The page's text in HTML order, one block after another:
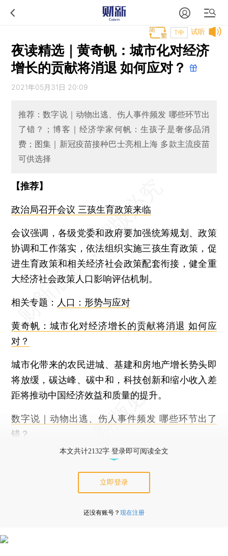
试听
T中
夜读精选｜黄奇帆：城市化对经济
增长的贡献将消退 如何应对？
2021年05月31日 20:09
推荐：数字说｜动物出逃、伤人事件频发 哪些环节出
了错？；博客｜经济学家何帆：生孩子是奢侈品消
费；图集｜新冠疫苗接种巴士亮相上海 多款主流疫苗
可供选择
【推荐】
政治局召开会议 三孩生育政策来临
会议强调，各级党委和政府要加强统筹规划、政策
协调和工作落实，依法组织实施三孩生育政策，促
进生育政策和相关经济社会政策配套衔接，健全重
大经济社会政策人口影响评估机制。
相关专题： 人口：形势与应对
黄奇帆：城市化对经济增长的贡献将消退 如何应
对？
城市化带来的农民进城、基建和房地产增长势头即
将放缓，碳达峰、碳中和，科技创新和缩小收入差
距将推动中国经济效益和质量的提升。
数字说｜动物出逃、伤人事件频发 哪些环节出了
错？
本文共计2132字 登录即可阅读全文
立即登录
还没有账号？ 现在注册